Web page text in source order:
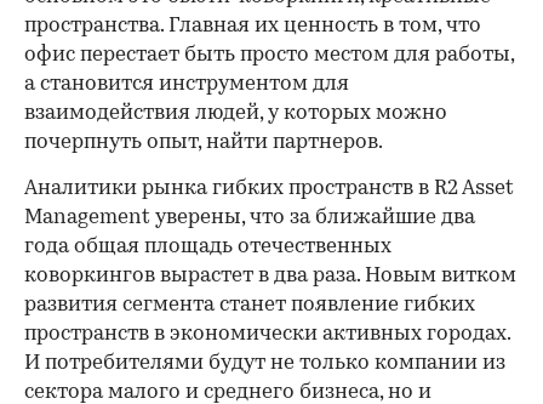
пространства. Главная их ценность в том, что
офис перестает быть просто местом для работы,
а становится инструментом для
взаимодействия людей, у которых можно
почерпнуть опыт, найти партнеров.
Аналитики рынка гибких пространств в R2 Asset
Management уверены, что за ближайшие два
года общая площадь отечественных
коворкингов вырастет в два раза. Новым витком
развития сегмента станет появление гибких
пространств в экономически активных городах.
И потребителями будут не только компании из
сектора малого и среднего бизнеса, но и